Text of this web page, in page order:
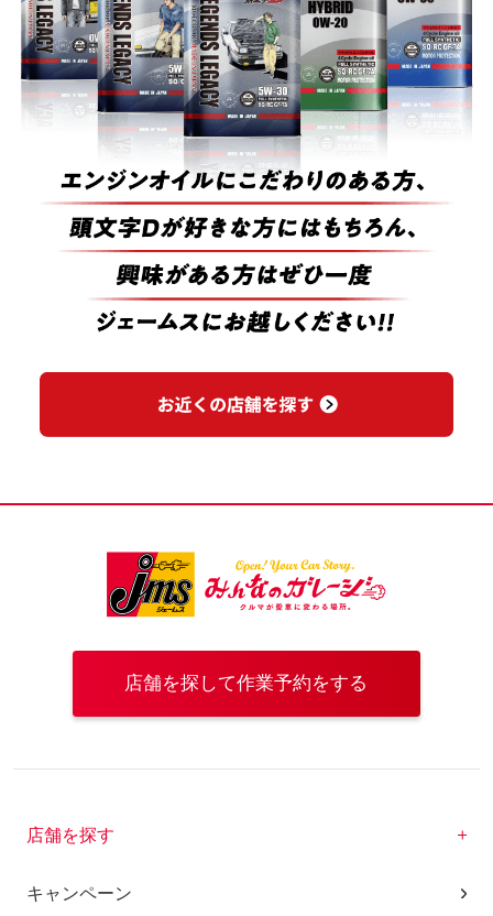
店舗を探して作業予約をする
店舗を探す
キャンペーン